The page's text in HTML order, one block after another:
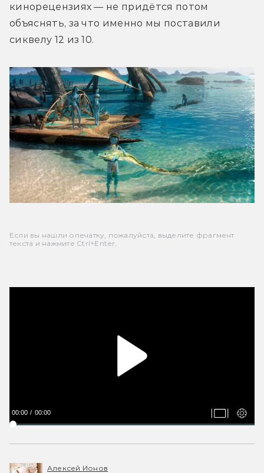
кинорецензиях — не придётся потом
объяснять, за что именно мы поставили
сиквелу 12 из 10.
Если вы нашли опечатку, пожалуйста, выделите фрагмент
текста и нажмите Ctrl+Enter.
00:00 00:00
Алексей Ионов